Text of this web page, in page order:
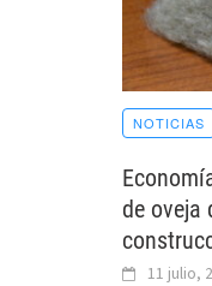
NOTICIAS
de oveja
11 julio,